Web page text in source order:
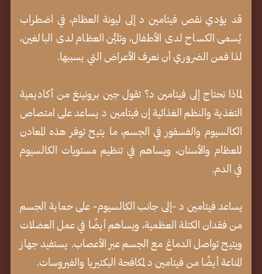
قد يؤدي نقص فيتامين د إلى ليونة العظام، في اضطراب
يُسمى الكساح لدى الأطفال، وتليُّن العظام لدى البالغين،
لذا فمن الضروري أن نعرف الأعراض التي يسببها.
لماذا نحتاج إلى فيتامين د؟ تقول جين برونينغ من أكاديمية
التغذية والنظم الغذائية إن فيتامين د يساعد على امتصاص
الكالسيوم والفسفور في الجسم، ما يتيح توفر هذه المعادن
للعظام والأسنان، ويساهم في تنظيم مستويات الكالسيوم
في الدم.
يساعد فيتامين د -إلى جانب الكالسيوم- على حماية الجسم
من فقدان الكتلة العظمية، ويساهم أيضًا في عمل العضلات
ويتيح تواصل الدماغ مع الجسم عبر الأعصاب. يستفيد جهاز
المناعة أيضًا من فيتامين د لمكافحة البكتيريا والفيروسات.